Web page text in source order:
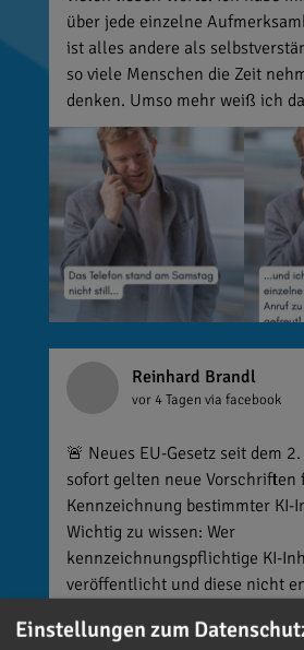
über jede einzelne
ist alles andere als
so viele Menschen die Zeit
denken. Umso mehr weiß ich
Reinhard Brandl
vor 4 Tagen via facebook
🚨 Neues EU-Gesetz seit dem
sofort gelten neue Vorschriften
Kennzeichnung bestimmter
Wichtig zu wissen: Wer
kennzeichnungspflichtige KI-
veröffentlicht und diese nicht
Millionen Euro. 📌 Was muss
Einstellungen zum